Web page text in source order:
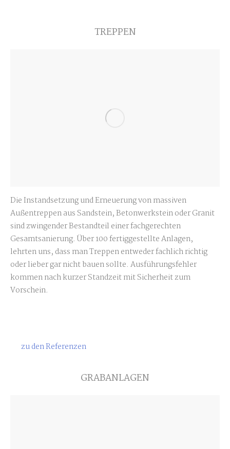
TREPPEN
Die Instandsetzung und Erneuerung von massiven
Außentreppen aus Sandstein, Betonwerkstein oder Granit
sind zwingender Bestandteil einer fachgerechten
Gesamtsanierung. Über 100 fertiggestellte Anlagen,
lehrten uns, dass man Treppen entweder fachlich richtig
oder lieber gar nicht bauen sollte. Ausführungsfehler
kommen nach kurzer Standzeit mit Sicherheit zum
Vorschein.
zu den Referenzen
GRABANLAGEN